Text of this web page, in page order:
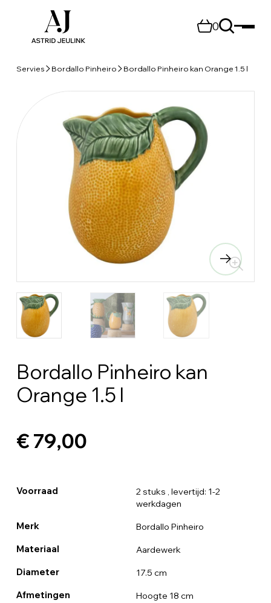
0
Servies Bordallo Pinheiro Bordallo Pinheiro kan Orange 1.5 l
Bordallo Pinheiro kan
Orange 1.5 l
€ 79,00
Voorraad 2 stuks , levertijd: 1-2
werkdagen
Merk Bordallo Pinheiro
Materiaal Aardewerk
Diameter 17.5 cm
Afmetingen Hoogte 18 cm